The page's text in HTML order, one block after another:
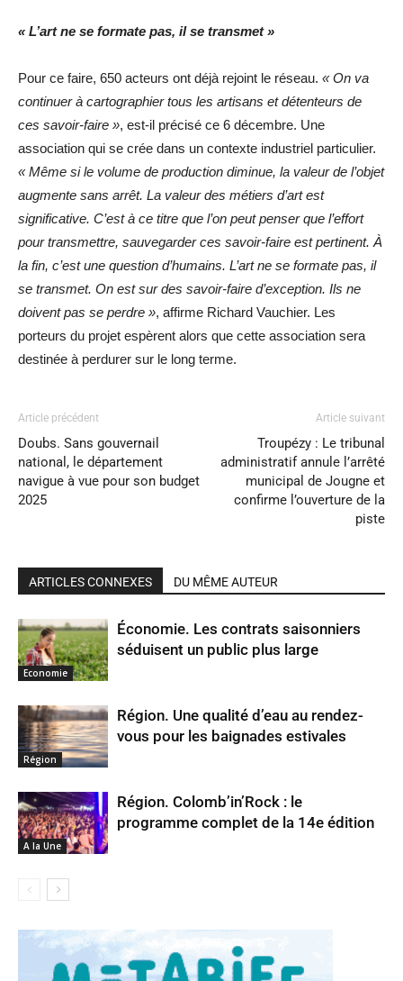
« L’art ne se formate pas, il se transmet »
Pour ce faire, 650 acteurs ont déjà rejoint le réseau. « On va
continuer à cartographier tous les artisans et détenteurs de
ces savoir-faire », est-il précisé ce 6 décembre. Une
association qui se crée dans un contexte industriel particulier.
« Même si le volume de production diminue, la valeur de l’objet
augmente sans arrêt. La valeur des métiers d’art est
significative. C’est à ce titre que l’on peut penser que l’effort
pour transmettre, sauvegarder ces savoir-faire est pertinent. À
la fin, c’est une question d’humains. L’art ne se formate pas, il
se transmet. On est sur des savoir-faire d’exception. Ils ne
doivent pas se perdre », affirme Richard Vauchier. Les
porteurs du projet espèrent alors que cette association sera
destinée à perdurer sur le long terme.
Article précédent
Doubs. Sans gouvernail
national, le département
navigue à vue pour son budget
2025
Article suivant
Troupézy : Le tribunal
administratif annule l’arrêté
municipal de Jougne et
confirme l’ouverture de la
piste
ARTICLES CONNEXES DU MÊME AUTEUR
Economie
Économie. Les contrats saisonniers
séduisent un public plus large
Région
Région. Une qualité d’eau au rendez-
vous pour les baignades estivales
A la Une
Région. Colomb’in’Rock : le
programme complet de la 14e édition